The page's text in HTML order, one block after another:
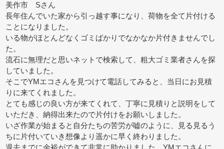
美作市 Sさん
長年住んでいた家から引っ越す事になり、荷物を全て片付ける
ことになりました。
いる物がほとんどなくゴミばかりでなかなか片付きませんでし
た。
流石に無理だと思いネットで検索して、粗大ゴミ業者さんを探
していました。
そこでYMエコさんを見つけて電話してみると、当日にお見積
りに来てくれました。
とても感じの良い方が来てくれて、丁寧に見積りと説明をして
いただき、納得出来たので片付けをお願いしました。
いざ作業が始まると自分たちの苦労が嘘のように、見る見るう
ちに片付いていき想像より遥かに早く終わりました。
退去までに余裕ができて非常に助かりました。YMエコさんに